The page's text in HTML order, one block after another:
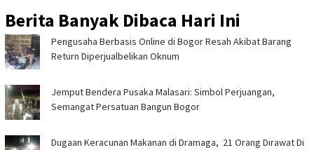
Berita Banyak Dibaca Hari Ini
Pengusaha Berbasis Online di Bogor Resah Akibat Barang
Return Diperjualbelikan Oknum
Jemput Bendera Pusaka Malasari: Simbol Perjuangan,
Semangat Persatuan Bangun Bogor
‎Dugaan Keracunan Makanan di Dramaga, 21 Orang Dirawat Di